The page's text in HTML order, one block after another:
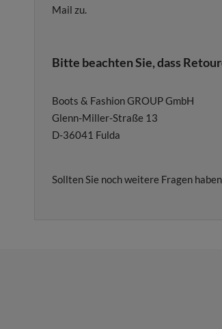
Mail zu.
Bitte beachten Sie, dass
Boots & Fashion GROUP GmbH
Glenn-Miller-Straße 13
D-36041 Fulda
Sollten Sie noch weitere Fragen